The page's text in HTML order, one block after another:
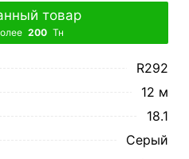
товар
200 Тн
R292
12 м
18.1
Серый